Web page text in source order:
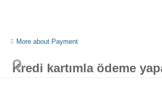
More about Payment
Kredi kartımla ödeme